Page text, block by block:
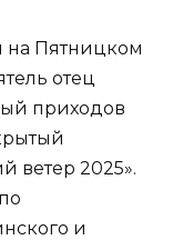
на Пятницком
отец
приходов
ветер 2025».
и